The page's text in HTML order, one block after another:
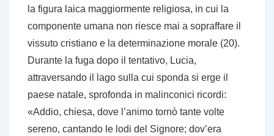
la figura laica maggiormente religiosa, in cui la
componente umana non riesce mai a sopraffare il
vissuto cristiano e la determinazione morale (20).
Durante la fuga dopo il tentativo, Lucia,
attraversando il lago sulla cui sponda si erge il
paese natale, sprofonda in malinconici ricordi:
«Addio, chiesa, dove l’animo tornò tante volte
sereno, cantando le lodi del Signore; dov’era